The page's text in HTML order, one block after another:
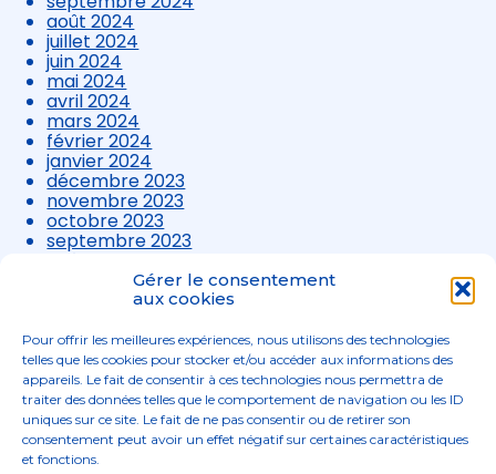
Gérer le consentement
aux cookies
Pour offrir les meilleures expériences, nous utilisons des technologies
telles que les cookies pour stocker et/ou accéder aux informations des
appareils. Le fait de consentir à ces technologies nous permettra de
traiter des données telles que le comportement de navigation ou les ID
uniques sur ce site. Le fait de ne pas consentir ou de retirer son
consentement peut avoir un effet négatif sur certaines caractéristiques
et fonctions.
août 2024
juillet 2024
juin 2024
mai 2024
avril 2024
mars 2024
février 2024
janvier 2024
décembre 2023
novembre 2023
octobre 2023
septembre 2023
août 2023
juillet 2023
avril 2023
mars 2023